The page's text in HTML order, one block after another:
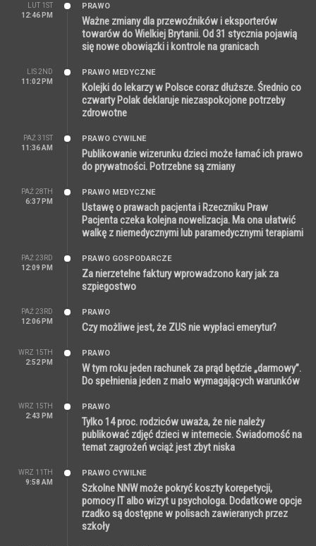
LUT 1ST
12:46 PM
PRAWO
Ważne zmiany dla przewoźników i eksporterów
towarów do Wielkiej Brytanii. Od 31 stycznia pojawią
się nowe obowiązki i kontrole na granicach
LIS 2ND
11:02 PM
PRAWO MEDYCZNE
Kolejki do lekarzy w Polsce coraz dłuższe. Średnio co
czwarty Polak deklaruje niezaspokojone potrzeby
zdrowotne
PAŹ 31ST
11:36 AM
PRAWO CYWILNE
Publikowanie wizerunku dzieci może łamać ich prawo
do prywatności. Potrzebne są zmiany
PAŹ 28TH
6:37 PM
PRAWO MEDYCZNE
Ustawę o prawach pacjenta i Rzeczniku Praw
Pacjenta czeka kolejna nowelizacja. Ma ona ułatwić
walkę z niemedycznymi lub paramedycznymi terapiami
PAŹ 23RD
12:09 PM
PRAWO GOSPODARCZE
Za nierzetelne faktury wprowadzono kary jak za
szpiegostwo
PAŹ 23RD
12:06 PM
PRAWO
Czy możliwe jest, że ZUS nie wypłaci emerytur?
WRZ 15TH
2:52 PM
PRAWO
W tym roku jeden rachunek za prąd będzie „darmowy”.
Do spełnienia jeden z mało wymagających warunków
WRZ 15TH
2:43 PM
PRAWO
Tylko 14 proc. rodziców uważa, że nie należy
publikować zdjęć dzieci w internecie. Świadomość na
temat zagrożeń wciąż jest zbyt niska
WRZ 11TH
9:58 AM
PRAWO CYWILNE
Szkolne NNW może pokryć koszty korepetycji,
pomocy IT albo wizyt u psychologa. Dodatkowe opcje
rzadko są dostępne w polisach zawieranych przez
szkoły